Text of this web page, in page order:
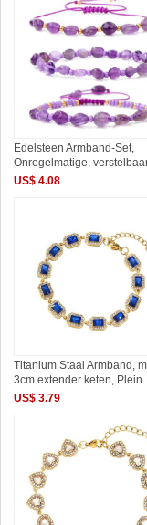
Edelsteen Armband-Set,
Onregelmatige,
US$ 4.08
Titanium Staal Armband,
3cm extender keten, Plein
US$ 3.79